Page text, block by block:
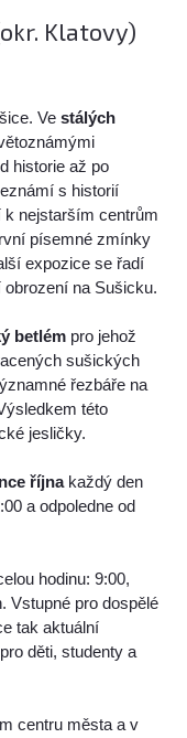
Klatovy)
Vestálých
historie až po
s historií
nejstarším centrům
písemné zmínky
expozice se řadí
na Sušicku.
betlém pro jehož
sušických
řezbáře na
této
jesličky.
říjnakaždý den
a odpoledne od
hodinu: 9:00,
Vstupné pro dospělé
tak aktuální
děti, studenty a
centru města a v